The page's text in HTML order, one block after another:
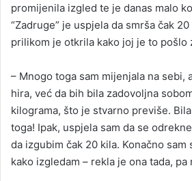
promijenila izgled te je danas malo
“Zadruge” je uspjela da smrša čak
prilikom je otkrila kako joj je to pošlo
– Mnogo toga sam mijenjala na sebi,
hira, već da bih bila zadovoljna
kilograma, što je stvarno previše.
toga! Ipak, uspjela sam da se
da izgubim čak 20 kila. Konačno sam
kako izgledam – rekla je ona tada, pa